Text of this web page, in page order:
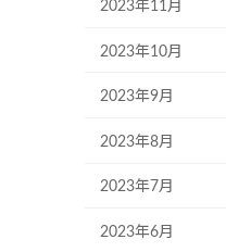
2023年11月
2023年10月
2023年9月
2023年8月
2023年7月
2023年6月